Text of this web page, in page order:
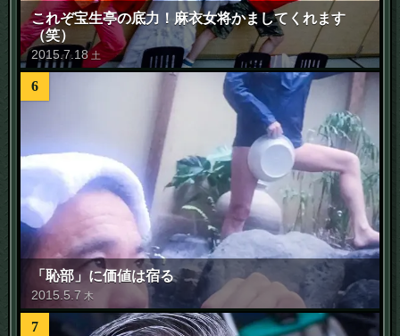
これぞ宝生亭の底力！麻衣女将かましてくれます
（笑）
2015.7. 18 土
6
「恥部」に価値は宿る
2015 5 .7 木
7